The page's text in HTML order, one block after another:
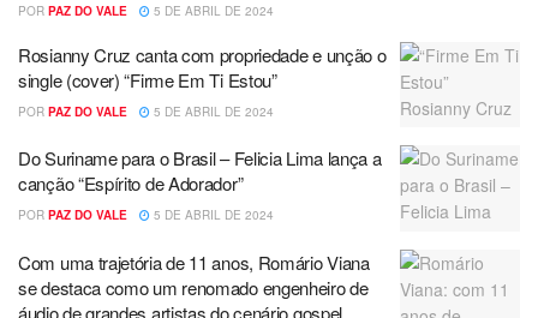
POR PAZ DO VALE 5 DE ABRIL DE 2024
Rosianny Cruz canta com propriedade e unção o
single (cover) “Firme Em Ti Estou”
POR PAZ DO VALE 5 DE ABRIL DE 2024
Do Suriname para o Brasil – Felicia Lima lança a
canção “Espírito de Adorador”
POR PAZ DO VALE 5 DE ABRIL DE 2024
Com uma trajetória de 11 anos, Romário Viana
se destaca como um renomado engenheiro de
áudio de grandes artistas do cenário gospel